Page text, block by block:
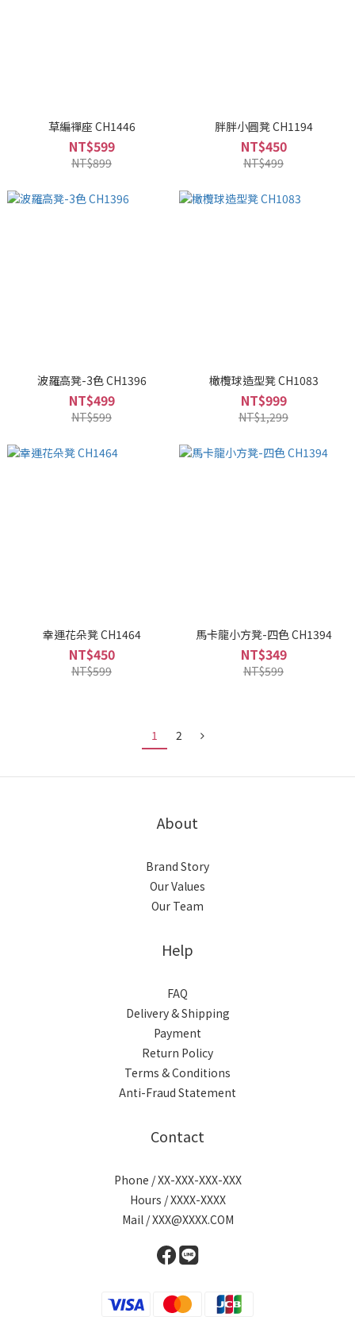
草編禪座 CH1446
NT$599
NT$899
胖胖小圓凳 CH1194
NT$450
NT$499
波羅高凳-3色 CH1396
NT$499
NT$599
橄欖球造型凳 CH1083
NT$999
NT$1,299
幸運花朵凳 CH1464
NT$450
NT$599
馬卡龍小方凳-四色 CH1394
NT$349
NT$599
1 2
About
Brand Story
Our Values
Our Team
Help
FAQ
Delivery & Shipping
Payment
Return Policy
Terms & Conditions
Anti-Fraud Statement
Contact
Phone / XX-XXX-XXX-XXX
Hours / XXXX-XXXX
Mail / XXX@XXXX.COM